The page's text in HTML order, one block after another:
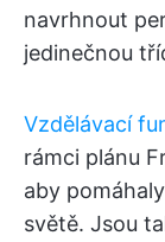
navrhnout
jedinečnou
Vzdělávací
rámci plánu
aby
světě. Jsou